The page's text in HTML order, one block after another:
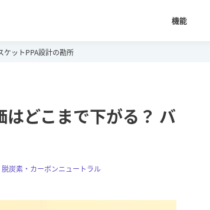
機能
ケットPPA設計の勘所
どこまで下がる？ バ
,脱炭素・カーボンニュートラル